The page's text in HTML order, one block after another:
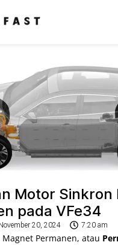
Motor Sinkron
pada VFe34
20, 2024 7:20 am
Permanen, atau